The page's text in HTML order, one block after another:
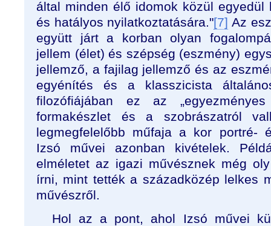
által minden élő idomok közül
és hatályos nyilatkoztatására."[7] Az
együtt járt a korban olyan
jellem (élet) és szépség (eszmény)
jellemző, a fajilag jellemző és az
egyénítés és a klasszicista
filozófiájában ez az
formakészlet és a szobrászatról
legmegfelelőbb műfaja a kor portré-
Izsó művei azonban kivételek.
elméletet az igazi művésznek még
írni, mint tették a századközép lelkes
művészről.
Hol az a pont, ahol Izsó művei